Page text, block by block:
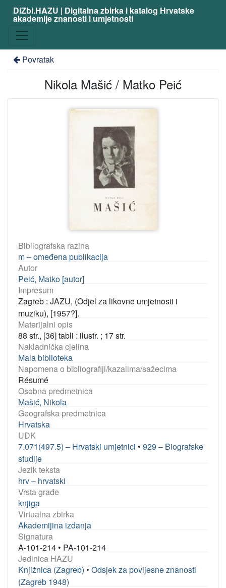
DiZbi.HAZU | Digitalna zbirka i katalog Hrvatske
akademije znanosti i umjetnosti
Povratak
Nikola Mašić / Matko Peić
Bibliografska razina
m – omeđena publikacija
Autor
Peić, Matko [autor]
Impresum
Zagreb : JAZU, (Odjel za likovne umjetnosti i
muziku), [1957?].
Materijalni opis
88 str., [36] tabli : ilustr. ; 17 str.
Nakladnička cjelina
Mala biblioteka
Napomena o bibliografiji/kazalima/sažecima
Résumé
Osobna predmetnica
Mašić, Nikola
Geografska predmetnica
Hrvatska
UDK
7.071(497.5) – Hrvatski umjetnici • 929 – Biografske
studije
Jezik teksta
hrv – hrvatski
Vrsta građe
knjiga
Virtualna zbirka
Akademijina izdanja
Signatura
A-101-214 • PA-101-214
Jedinica HAZU
Knjižnica (Zagreb) • Odsjek za povijesne znanosti
(Zagreb 1948)